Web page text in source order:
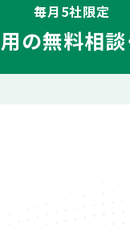
毎月5社限定
の無料相談